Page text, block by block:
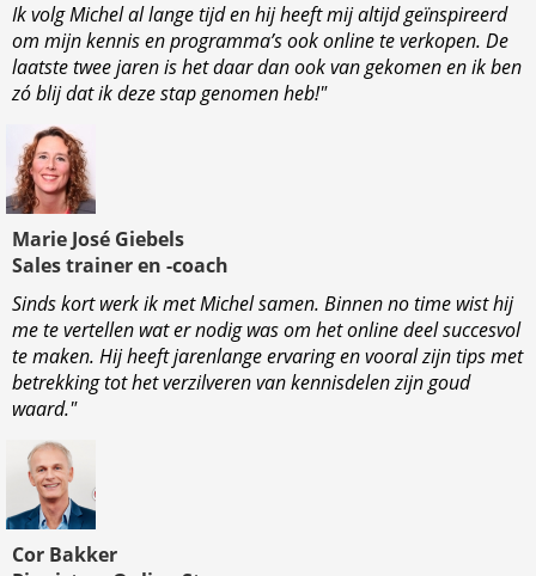
Ik volg Michel al lange tijd en hij heeft mij altijd geïnspireerd
om mijn kennis en programma’s ook online te verkopen. De
laatste twee jaren is het daar dan ook van gekomen en ik ben
zó blij dat ik deze stap genomen heb!"
Marie José Giebels
Sales trainer en -coach
Sinds kort werk ik met Michel samen. Binnen no time wist hij
me te vertellen wat er nodig was om het online deel succesvol
te maken. Hij heeft jarenlange ervaring en vooral zijn tips met
betrekking tot het verzilveren van kennisdelen zijn goud
waard."
Cor Bakker